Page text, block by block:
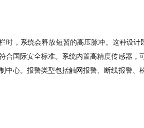
时，系统会释放短暂的高压脉冲。这种设
合国际安全标准。系统内置高精度传感器
中心。报警类型包括触网报警、断线报警